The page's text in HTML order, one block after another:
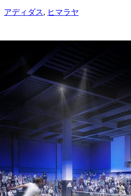
アディダス, ヒマラヤ